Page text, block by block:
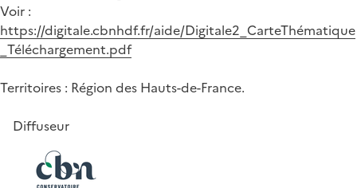
Voir :
https://digitale.cbnhdf.fr/aide/Digitale2_CarteThématique
_Téléchargement.pdf
Territoires : Région des Hauts-de-France.
Diffuseur